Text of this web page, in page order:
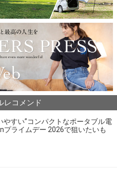
レコメンド
やすい”コンパクトなポータブル電
プライムデー 2026で狙いたいも